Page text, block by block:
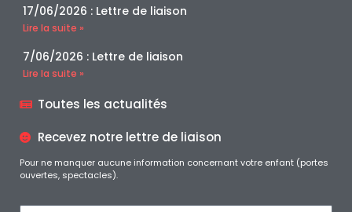
17/06/2026 : Lettre de liaison
Lire la suite »
7/06/2026 : Lettre de liaison
Lire la suite »
Toutes les actualités
Recevez notre lettre de liaison
Pour ne manquer aucune information concernant votre enfant (portes
ouvertes, spectacles).